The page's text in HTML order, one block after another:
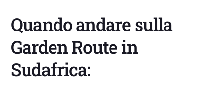
Quando andare sulla
Garden Route in
Sudafrica: